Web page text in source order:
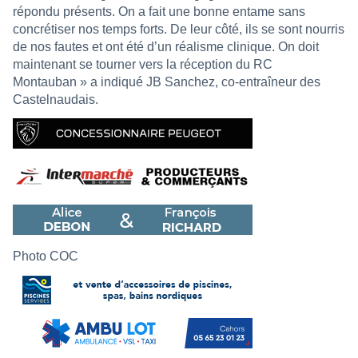
répondu présents. On a fait une bonne entame sans
concrétiser nos temps forts. De leur côté, ils se sont nourris
de nos fautes et ont été d’un réalisme clinique. On doit
maintenant se tourner vers la réception du RC
Montauban » a indiqué JB Sanchez, co-entraîneur des
Castelnaudais.
Photo COC